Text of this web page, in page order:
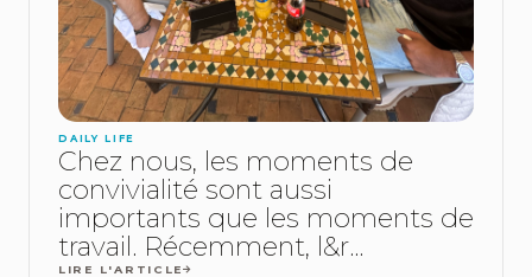
DAILY LIFE
Chez nous, les moments de
convivialité sont aussi
importants que les moments de
travail. Récemment, l&r...
LIRE L'ARTICLE